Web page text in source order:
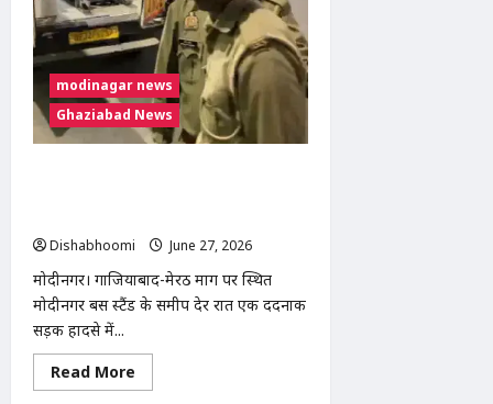
कैरेट
सोना
हुआ
सस्ता,
चांदी
में
भी
गिरावट
modinagar news
Ghaziabad News
Dishabhoomi
June 27, 2026
मोदीनगर। गाजियाबाद-मेरठ मार्ग पर स्थित
मोदीनगर बस स्टैंड के समीप देर रात एक दर्दनाक
सड़क हादसे में...
Read More
more